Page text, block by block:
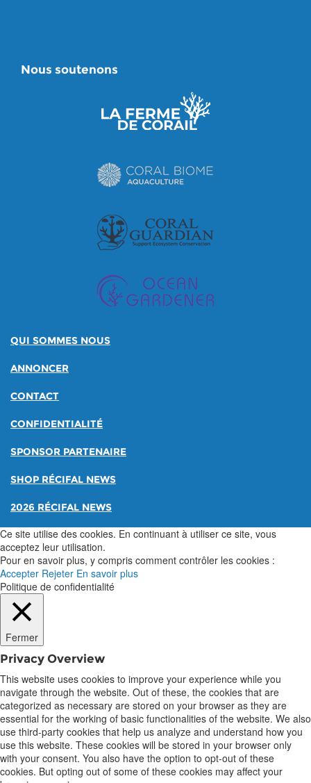
Nous soutenons
QUI SOMMES NOUS
ANNONCER
CONTACT
CONFIDENTIALITÉ
SPONSOR PARTENAIRE
SHOP RÉCIFAL NEWS
2026 RÉCIFAL NEWS
Ce site utilise des cookies. En continuant à utiliser ce site, vous
acceptez leur utilisation.
Pour en savoir plus, y compris comment contrôler les cookies :
Accepter Rejeter En savoir plus
Politique de confidentialité
Fermer
Privacy Overview
This website uses cookies to improve your experience while you
navigate through the website. Out of these, the cookies that are
categorized as necessary are stored on your browser as they are
essential for the working of basic functionalities of the website. We also
use third-party cookies that help us analyze and understand how you
use this website. These cookies will be stored in your browser only
with your consent. You also have the option to opt-out of these
cookies. But opting out of some of these cookies may affect your